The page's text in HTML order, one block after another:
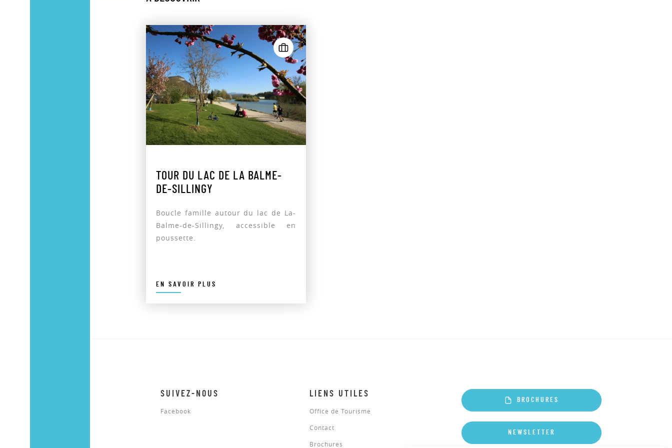
TOUR DU LAC DE LA BALME-
DE-SILLINGY
Boucle famille autour du lac de La-
Balme-de-Sillingy, accessible en
poussette.
EN SAVOIR PLUS
SUIVEZ-NOUS
Facebook
LIENS UTILES
Office de Tourisme
Contact
Brochures
BROCHURES
NEWSLETTER